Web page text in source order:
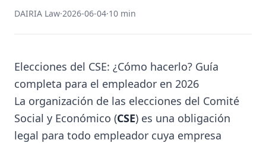
DAIRIA Law·2026-06-04·10 min
Elecciones del CSE: ¿Cómo hacerlo? Guía
completa para el empleador en 2026
La organización de las elecciones del Comité
Social y Económico (CSE) es una obligación
legal para todo empleador cuya empresa